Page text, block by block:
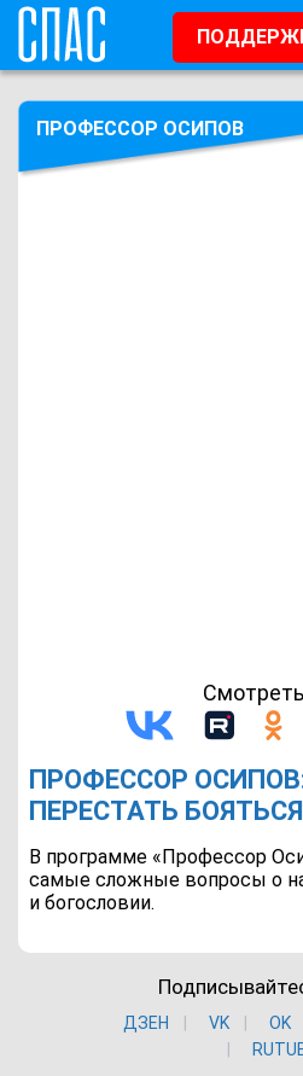
ПРОФЕССОР ОСИПОВ
ПРОФЕССОР
ПЕРЕСТАТЬ
В программе «Профессор
самые сложные вопросы о
и богословии.
ДЗЕН VK ОK